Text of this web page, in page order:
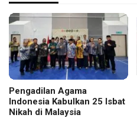
Pengadilan Agama
Indonesia Kabulkan 25 Isbat
Nikah di Malaysia